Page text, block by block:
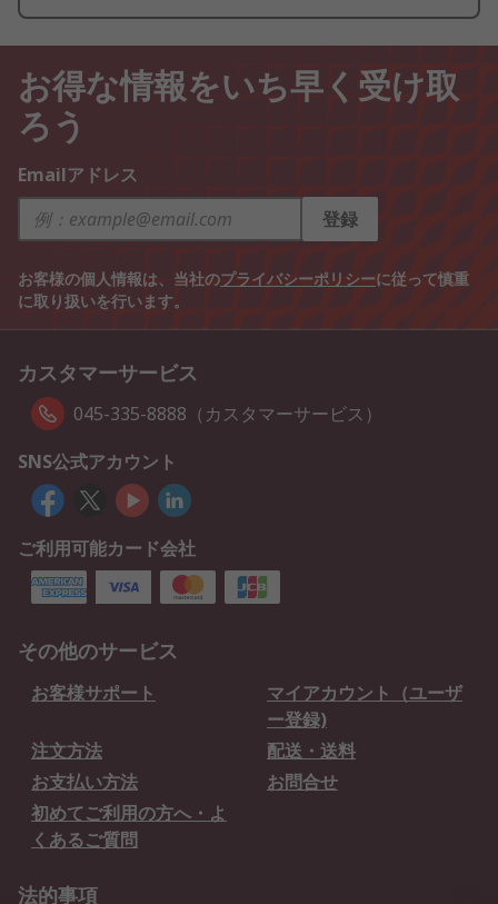
お得な情報をいち早く受け取
ろう
Emailアドレス
登録
お客様の個人情報は、当社のプライバシーポリシーに従って慎重
に取り扱いを行います。
カスタマーサービス
045-335-8888（カスタマーサービス）
SNS公式アカウント
ご利用可能カード会社
その他のサービス
お客様サポート
マイアカウント（ユーザ
ー登録)
注文方法
配送・送料
お支払い方法
お問合せ
初めてご利用の方へ・よ
くあるご質問
法的事項